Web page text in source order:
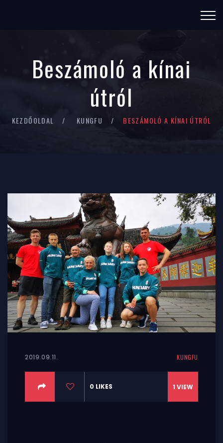
Beszámoló a kínai
útról
KEZDŐOLDAL KUNGFU BESZÁMOLÓ A KÍNAI ÚTRÓL
2019.09.11. KUNGFU
0 LIKES 1 VIEW